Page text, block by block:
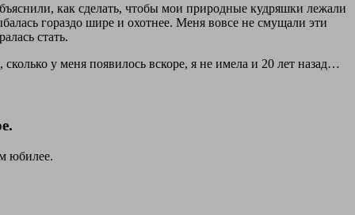
как сделать, чтобы мои природные кудряшки лежали
гораздо шире и охотнее. Меня вовсе не смущали эти
стать.
у меня появилось вскоре, я не имела и 20 лет назад…
юбилее.